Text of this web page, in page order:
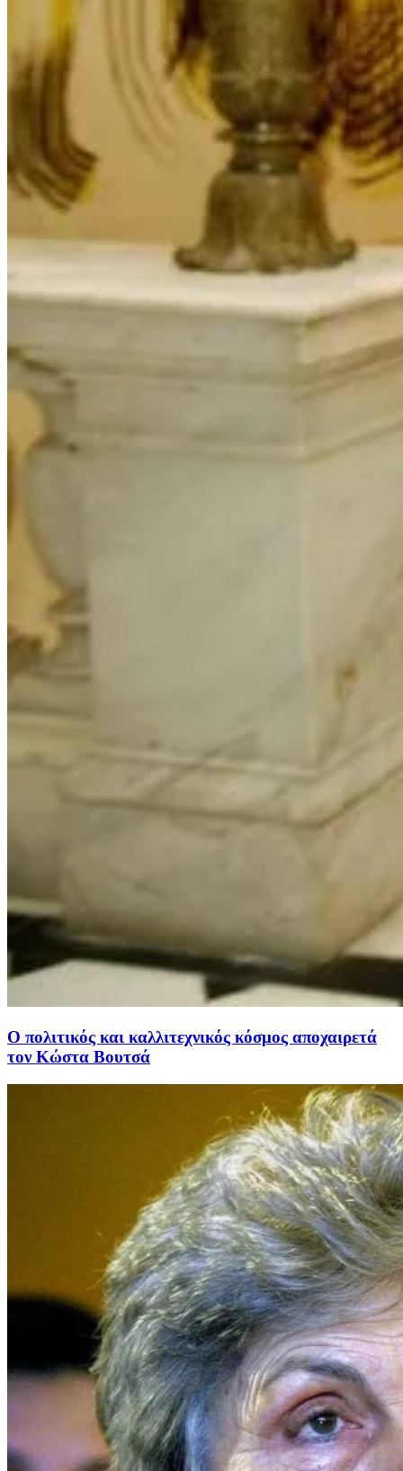
Ο πολιτικός και καλλιτεχνικός κόσμος αποχαιρετά
τον Κώστα Βουτσά